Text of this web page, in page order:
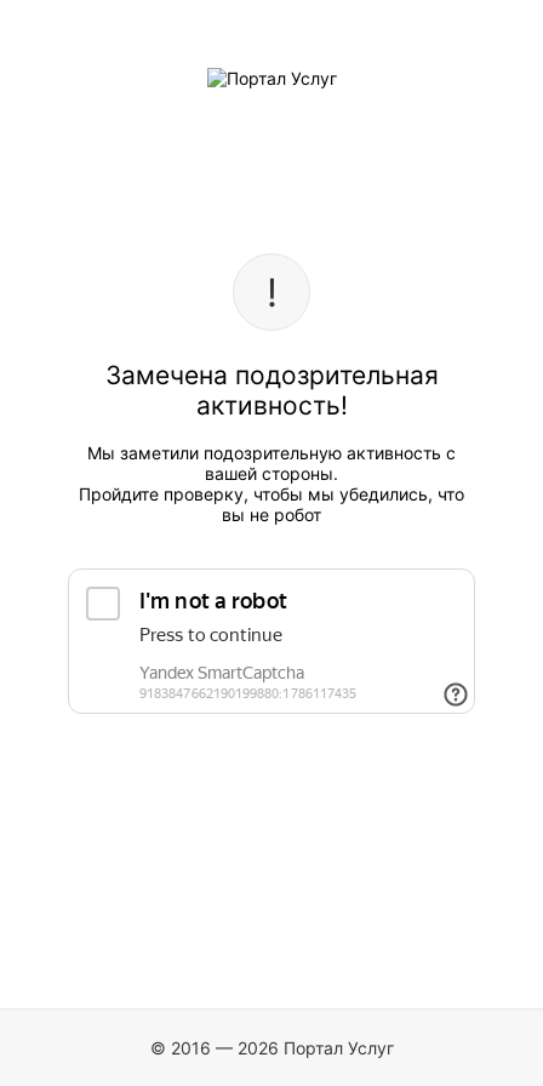
Замечена подозрительная
активность!
Мы заметили подозрительную активность с
вашей стороны.
Пройдите проверку, чтобы мы убедились, что
вы не робот
© 2016 — 2026 Портал Услуг